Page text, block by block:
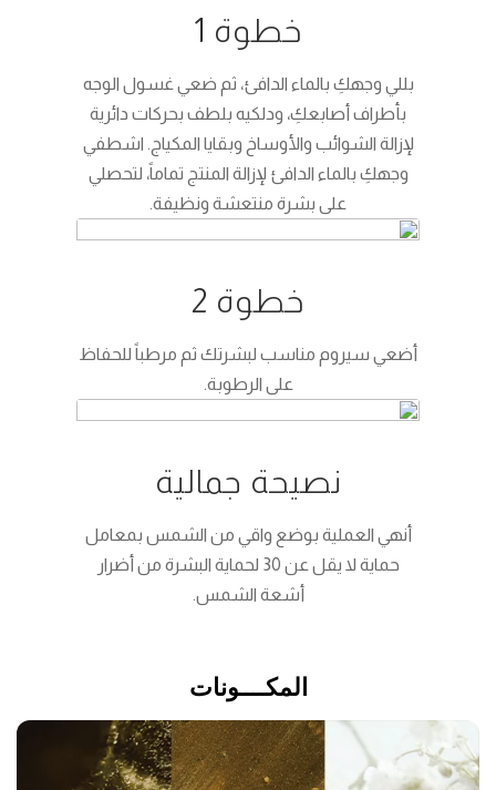
خطوة 1
بللي وجهكِ بالماء الدافئ، ثم ضعي غسول الوجه
بأطراف أصابعكِ، ودلكيه بلطف بحركات دائرية
لإزالة الشوائب والأوساخ وبقايا المكياج. اشطفي
وجهكِ بالماء الدافئ لإزالة المنتج تماماً، لتحصلي
على بشرة منتعشة ونظيفة.
خطوة 2
أضعي سيروم مناسب لبشرتك ثم مرطباً للحفاظ
على الرطوبة.
نصيحة جمالية
أنهي العملية بوضع واقي من الشمس بمعامل
حماية لا يقل عن 30 لحماية البشرة من أضرار
أشعة الشمس.
المكــــونات